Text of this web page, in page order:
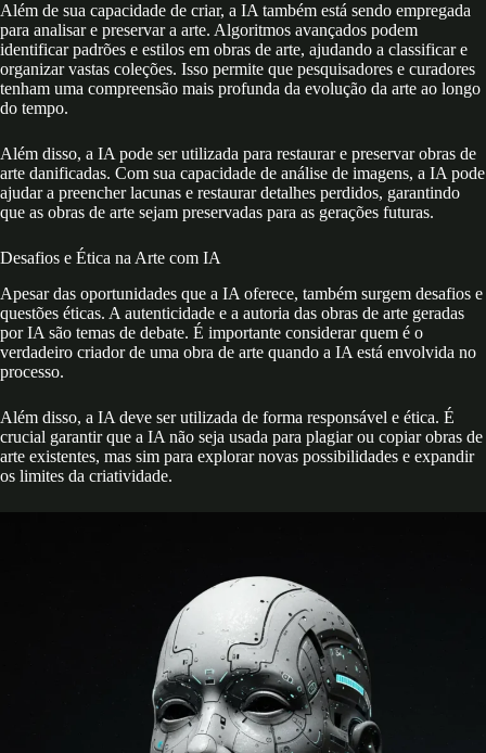
Além de sua capacidade de criar, a IA também está sendo empregada
para analisar e preservar a arte. Algoritmos avançados podem
identificar padrões e estilos em obras de arte, ajudando a classificar e
organizar vastas coleções. Isso permite que pesquisadores e curadores
tenham uma compreensão mais profunda da evolução da arte ao longo
do tempo.
Além disso, a IA pode ser utilizada para restaurar e preservar obras de
arte danificadas. Com sua capacidade de análise de imagens, a IA pode
ajudar a preencher lacunas e restaurar detalhes perdidos, garantindo
que as obras de arte sejam preservadas para as gerações futuras.
Desafios e Ética na Arte com IA
Apesar das oportunidades que a IA oferece, também surgem desafios e
questões éticas. A autenticidade e a autoria das obras de arte geradas
por IA são temas de debate. É importante considerar quem é o
verdadeiro criador de uma obra de arte quando a IA está envolvida no
processo.
Além disso, a IA deve ser utilizada de forma responsável e ética. É
crucial garantir que a IA não seja usada para plagiar ou copiar obras de
arte existentes, mas sim para explorar novas possibilidades e expandir
os limites da criatividade.